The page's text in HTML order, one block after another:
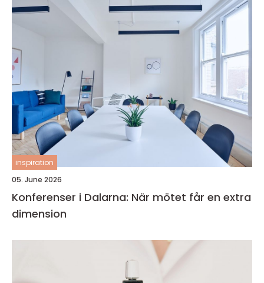
inspiration
05. June 2026
Konferenser i Dalarna: När mötet får en extra
dimension